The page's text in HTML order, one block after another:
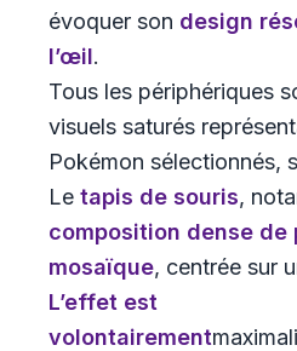
évoquer son design
l’œil.
Tous les périphériques
visuels saturés
Pokémon sélectionnés,
Le tapis de souris,
composition dense
mosaïque, centrée sur
L’effet est
volontairement